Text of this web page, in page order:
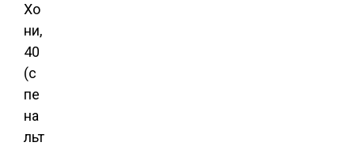
Хо
ни,
40
(с
пе
на
льт